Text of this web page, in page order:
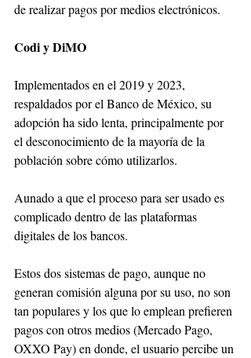
de realizar pagos por medios electrónicos.
Codi y DiMO
Implementados en el 2019 y 2023,
respaldados por el Banco de México, su
adopción ha sido lenta, principalmente por
el desconocimiento de la mayoría de la
población sobre cómo utilizarlos.
Aunado a que el proceso para ser usado es
complicado dentro de las plataformas
digitales de los bancos.
Estos dos sistemas de pago, aunque no
generan comisión alguna por su uso, no son
tan populares y los que lo emplean prefieren
pagos con otros medios (Mercado Pago,
OXXO Pay) en donde, el usuario percibe un